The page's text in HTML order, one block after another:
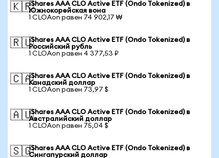
🇰🇷iShares AAA CLO Active ETF (Ondo Tokenized) в
Южнокорейская вона
1 CLOAon равен 74 902,17 ₩
🇷🇺iShares AAA CLO Active ETF (Ondo Tokenized) в
Российский рубль
1 CLOAon равен 4 377,53 ₽
🇨🇦iShares AAA CLO Active ETF (Ondo Tokenized) в
Канадский доллар
1 CLOAon равен 73,97 $
🇦🇺iShares AAA CLO Active ETF (Ondo Tokenized) в
Австралийский доллар
1 CLOAon равен 75,04 $
🇸🇬iShares AAA CLO Active ETF (Ondo Tokenized) в
Сингапурский доллар